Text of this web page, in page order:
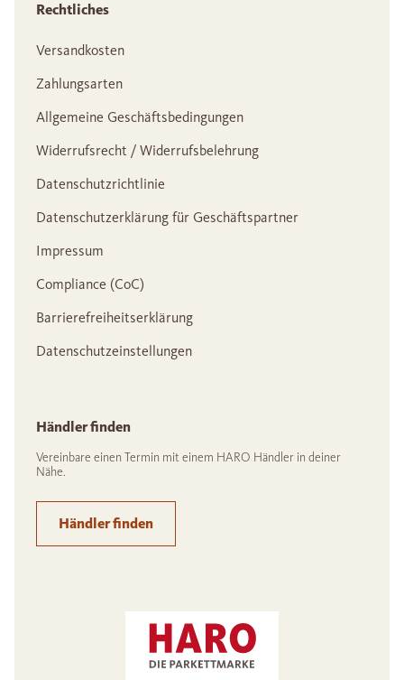
Rechtliches
Versandkosten
Zahlungsarten
Allgemeine Geschäftsbedingungen
Widerrufsrecht / Widerrufsbelehrung
Datenschutzrichtlinie
Datenschutzerklärung für Geschäftspartner
Impressum
Compliance (CoC)
Barrierefreiheitserklärung
Datenschutzeinstellungen
Händler finden
Vereinbare einen Termin mit einem HARO Händler in deiner
Nähe.
Händler finden